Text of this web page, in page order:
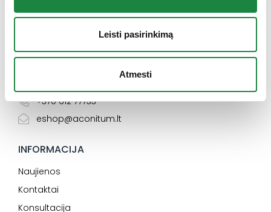
Leisti pasirinkimą
Atmesti
Elektroninės parduotuvės klientų aptarnavimas:
+370 612 77733
eshop@aconitum.lt
INFORMACIJA
Naujienos
Kontaktai
Konsultacija